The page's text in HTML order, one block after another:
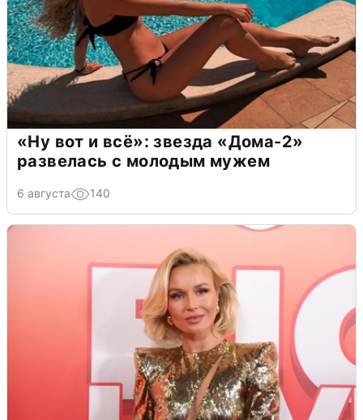
«Ну вот и всё»: звезда «Дома-2»
развелась с молодым мужем
6 августа 140